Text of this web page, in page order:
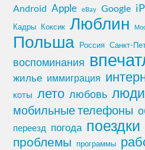
Android Apple eBay Google
Кадры Коксик Люблин
Польша Россия Санкт-
воспоминания
жилье иммиграция
коты лето любовь люди
мобильные телефоны
переезд погода поездки
проблемы программы